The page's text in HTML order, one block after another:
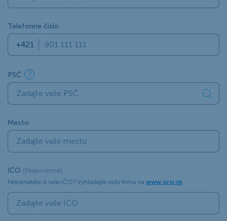
Telefónne číslo
PSČ
Mesto
IČO (Nepovinné)
Nepamätáte si vaše IČO? Vyhľadajte vašu firmu na www.orsr.sk